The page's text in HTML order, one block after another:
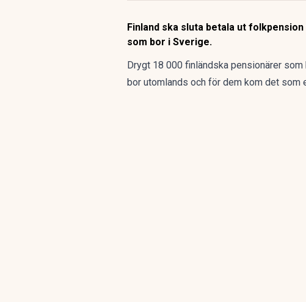
Finland ska sluta betala ut
som bor i Sverige.
Drygt 18 000 finländska pensionärer
bor utomlands och för dem kom det som